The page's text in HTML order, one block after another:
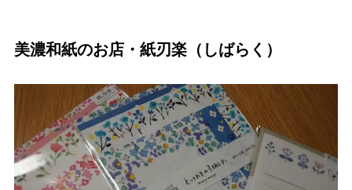
美濃和紙のお店・紙刃楽（しばらく）